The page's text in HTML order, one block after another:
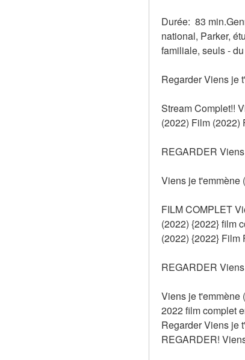
Durée:  83
national, Parker,
familiale, seuls -
Regarder Viens je
Stream Complet!!
(2022) Film (2022)
REGARDER
Viens je t'emmène
FILM COMPLET
(2022) {2022} film
(2022) {2022} Film
REGARDER
Viens je t'emmène
2022 film complet
Regarder Viens je
REGARDER!